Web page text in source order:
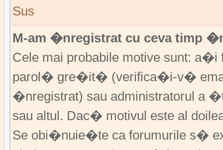
Sus
M-am �nregistrat cu ceva timp
Cele mai probabile motive sunt: a�i
parol� gre�it� (verifica�i-v�
�nregistrat) sau administratorul a
sau altul. Dac� motivul este al
Se obi�nuie�te ca forumurile s�